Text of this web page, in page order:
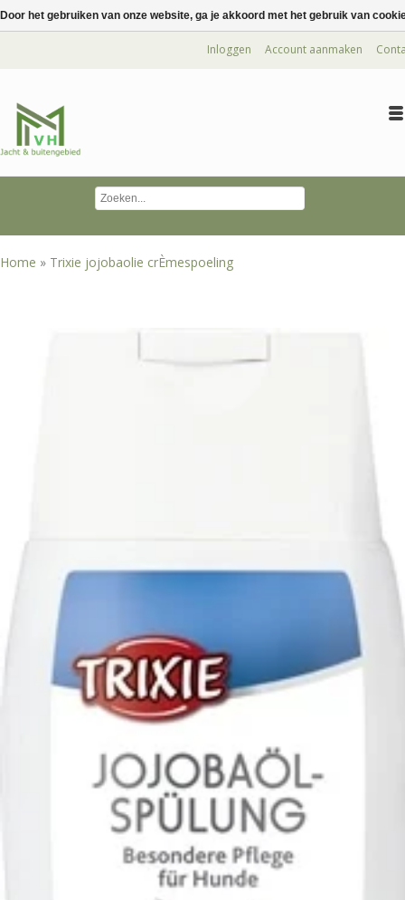
Inloggen Account aanmaken
Home » Trixie jojobaolie crÈmespoeling
Door het gebruiken van onze website, ga je akkoord met het gebruik van